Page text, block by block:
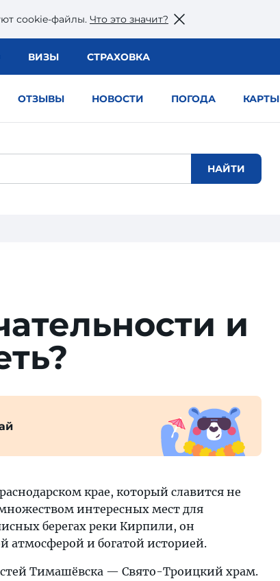
сookie-файлы. Что это значит?
ВИЗЫ СТРАХОВКА
ОТЗЫВЫ НОВОСТИ ПОГОДА КАРТЫ
и
крае, который славится не
интересных мест для
берегах реки Кирпили, он
атмосферой и богатой историей.
Тимашёвска — Свято-Троицкий храм.